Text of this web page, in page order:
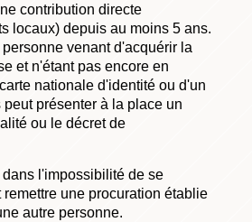
contribution directe
locaux) depuis au moins 5 ans.
venant d'acquérir la
et n'étant pas encore en
nationale d'identité ou d'un
présenter à la place un
ou le décret de
l'impossibilité de se
une procuration établie
autre personne.